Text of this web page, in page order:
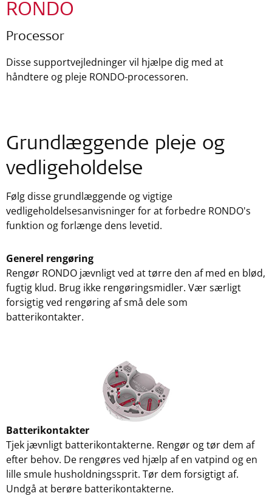
RONDO
Processor
Disse supportvejledninger vil hjælpe dig med at
håndtere og pleje RONDO-processoren.
Grundlæggende pleje og
vedligeholdelse
Følg disse grundlæggende og vigtige
vedligeholdelsesanvisninger for at forbedre RONDO's
funktion og forlænge dens levetid.
Generel rengøring
Rengør RONDO jævnligt ved at tørre den af med en blød,
fugtig klud. Brug ikke rengøringsmidler. Vær særligt
forsigtig ved rengøring af små dele som
batterikontakter.
Batterikontakter
Tjek jævnligt batterikontakterne. Rengør og tør dem af
efter behov. De rengøres ved hjælp af en vatpind og en
lille smule husholdningssprit. Tør dem forsigtigt af.
Undgå at berøre batterikontakterne.